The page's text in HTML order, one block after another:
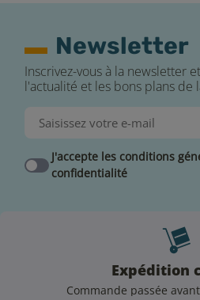
Newsletter
Inscrivez-vous à la newsletter
l'actualité et les bons plans de
J'accepte les conditions
confidentialité
Expédition
Commande passée